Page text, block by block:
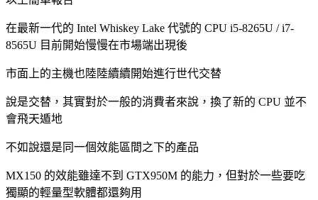
在最新一代的 Intel Whiskey Lake 代號的 CPU i5-8265U / i7-
8565U 目前開始慢慢在市場端出現後
市面上的主機也陸陸續續開始進行世代交替
說是交替，其實對於一般的消費者來說，換了新的 CPU 並不
會飛天遁地
不如說還是同一個效能區間之下的產品
MX150 的效能雖達不到 GTX950M 的能力，但對於一些要吃
獨顯的輕量型軟體都還夠用